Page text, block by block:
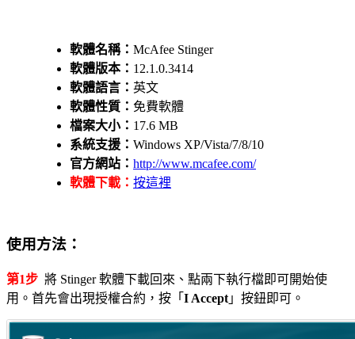
軟體名稱： McAfee Stinger
軟體版本： 12.1.0.3414
軟體語言： 英文
軟體性質： 免費軟體
檔案大小： 17.6 MB
系統支援： Windows XP/Vista/7/8/10
官方網站： http://www.mcafee.com/
軟體下載： 按這裡
使用方法：
第1步 將 Stinger 軟體下載回來、點兩下執行檔即可開始使
用。首先會出現授權合約，按「 I Accept 」按鈕即可。